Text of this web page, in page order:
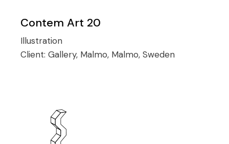
Contem Art 20
Illustration
Client:Gallery, Malmo, Malmo, Sweden